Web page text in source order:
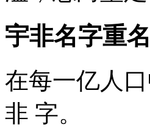
宇非名字重
在每一亿人
非 字。